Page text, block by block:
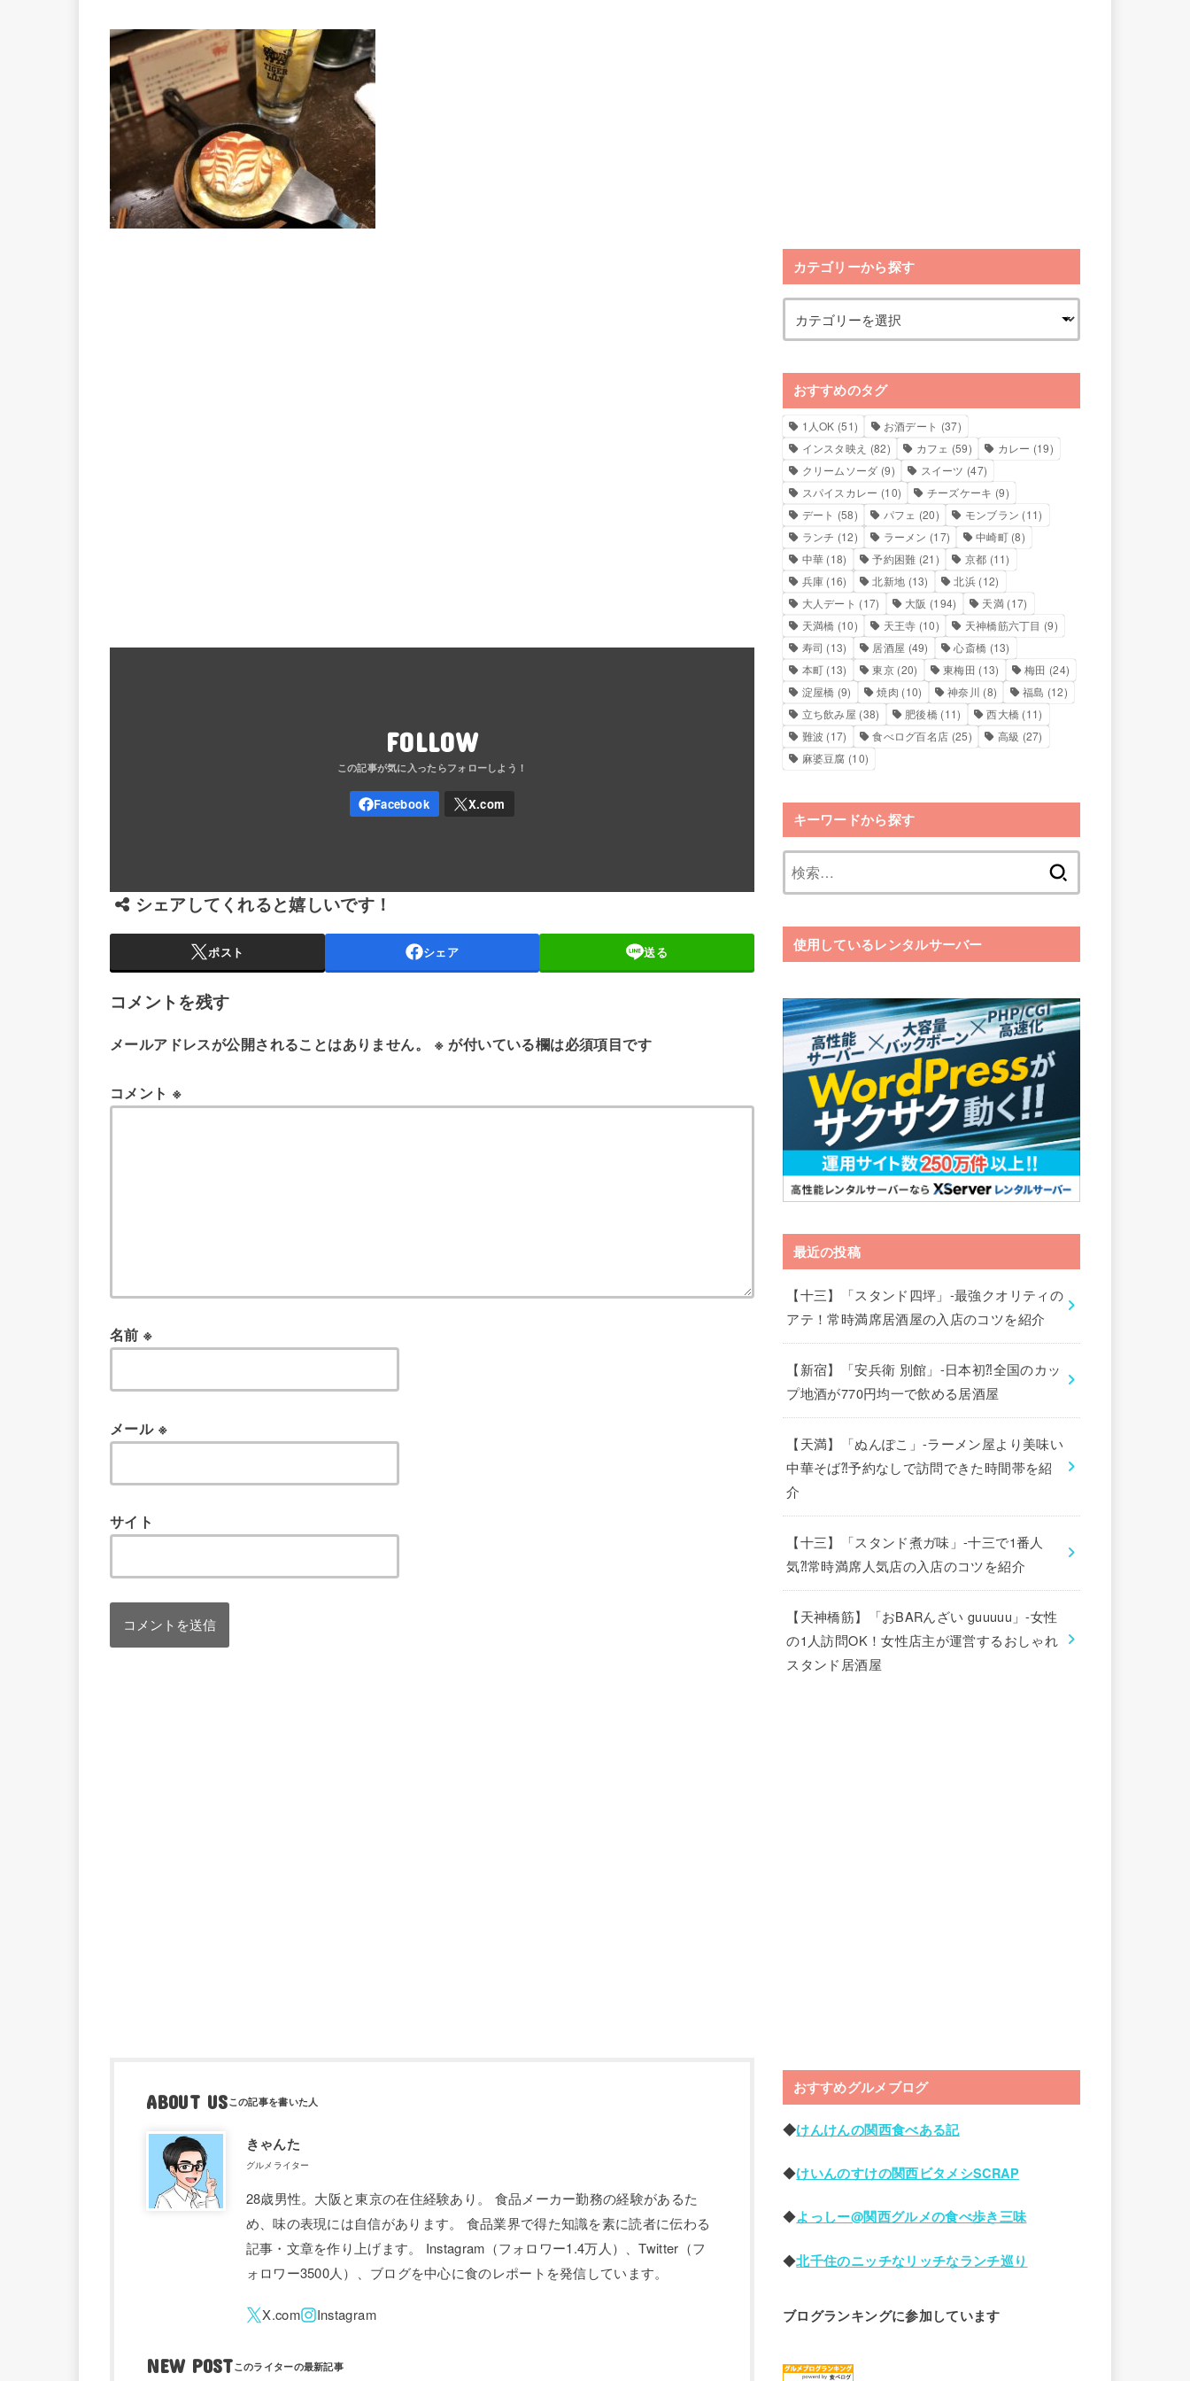
FOLLOW
シェアしてくれると嬉しいです！
ポスト シェア 送る
コメントを残す
メールアドレスが公開されることはありません。 ※が付いている欄は必須項目です
コメント※
名前※
メール ※
サイト
ABOUT US
きゃんた
グルメライター
28歳男性。大阪と東京の在住経験あり。 食品メーカー勤務の経験があるた
め、味の表現には自信があります。 食品業界で得た知識を素に読者に伝わる
記事・文章を作り上げます。 Instagram（フォロワー1.4万人）、Twitter（フ
ォロワー3500人）、ブログを中心に食のレポートを発信しています。
NEW POST
カテゴリーから探す
おすすめのタグ
1人OK (51) お酒デート (37)
インスタ映え (82) カフェ (59) カレー (19)
クリームソーダ (9) スイーツ (47)
スパイスカレー (10) チーズケーキ (9)
デート (58) パフェ (20) モンブラン (11)
ランチ (12) ラーメン (17) 中崎町(8)
中華 (18) 予約困難 (21) 京都 (11)
兵庫 (16) 北新地 (13) 北浜 (12)
大人デート (17) 大阪 (194) 天満(17)
天満橋 (10) 天王寺 (10) 天神橋筋六丁目 (9)
寿司 (13) 居酒屋 (49) 心斎橋 (13)
本町 (13) 東京(20) 東梅田 (13) 梅田 (24)
淀屋橋 (9) 焼肉 (10) 神奈川 (8) 福島 (12)
立ち飲み屋 (38) 肥後橋 (11) 西大橋 (11)
難波 (17) 食べログ百名店 (25) 高級 (27)
麻婆豆腐 (10)
キーワードから探す
使用しているレンタルサーバー
最近の投稿
【十三】「スタンド四坪」-最強クオリティの
アテ！常時満席居酒屋の入店のコツを紹介
【新宿】「安兵衛 別館」-日本初⁈全国のカッ
プ地酒が770円均一で飲める居酒屋
【天満】「ぬんぽこ」-ラーメン屋より美味い
中華そば⁈予約なしで訪問できた時間帯を紹
介
【十三】「スタンド煮ガ味」-十三で1番人
気⁈常時満席人気店の入店のコツを紹介
【天神橋筋】「おBARんざい guuuuu」-女性
の1人訪問OK！女性店主が運営するおしゃれ
スタンド居酒屋
おすすめグルメブログ
◆けんけんの関西食べある記
◆けいんのすけの関西ビタメシSCRAP
◆よっしー@関西グルメの食べ歩き三味
◆北千住のニッチなリッチなランチ巡り
ブログランキングに参加しています